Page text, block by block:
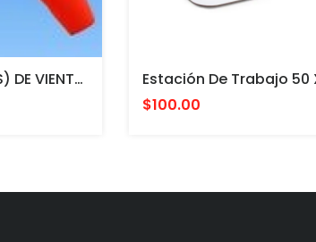
MANGAS (CONOS) DE VIENTO COLOR NARANJA CON ESTRUCTURA INTERNA PARA MONTAR EN POSTE. FAA L807. MADE IN USA 24 Y 36"
$100.00